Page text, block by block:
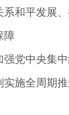
发展、
中央集中
全周期推